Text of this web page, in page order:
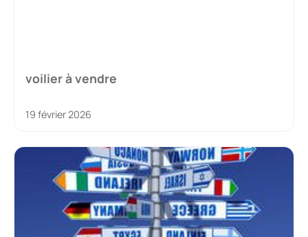
voilier à vendre
19 février 2026